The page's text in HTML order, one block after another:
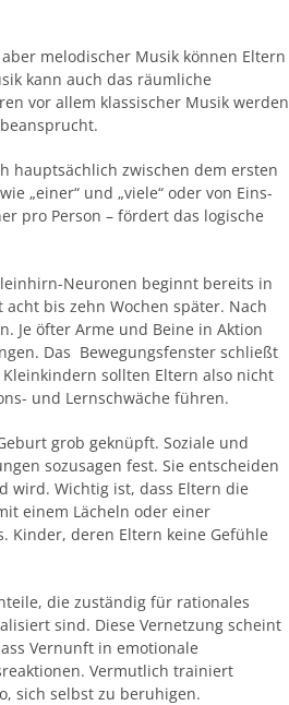
melodischer Musik können Eltern
kann auch das räumliche
vor allem klassischer Musik werden
hauptsächlich zwischen dem ersten
„einer“ und „viele“ oder von Eins-
pro Person – fördert das logische
Neuronen beginnt bereits in
bis zehn Wochen später. Nach
Je öfter Arme und Beine in Aktion
Das Bewegungsfenster schließt
sollten Eltern also nicht
und Lernschwäche führen.
grob geknüpft. Soziale und
sozusagen fest. Sie entscheiden
wird. Wichtig ist, dass Eltern die
einem Lächeln oder einer
Kinder, deren Eltern keine Gefühle
die zuständig für rationales
sind. Diese Vernetzung scheint
Vernunft in emotionale
Vermutlich trainiert
sich selbst zu beruhigen.